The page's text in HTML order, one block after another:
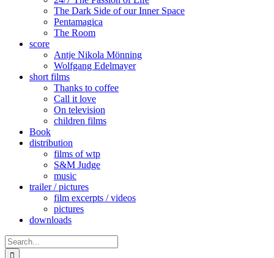
The Dark Side of our Inner Space
Pentamagica
The Room
score
Antje Nikola Mönning
Wolfgang Edelmayer
short films
Thanks to coffee
Call it love
On television
children films
Book
distribution
films of wtp
S&M Judge
music
trailer / pictures
film excerpts / videos
pictures
downloads
Search
for: